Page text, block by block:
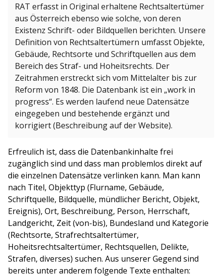
RAT erfasst in Original erhaltene Rechtsaltertümer
aus Österreich ebenso wie solche, von deren
Existenz Schrift- oder Bildquellen berichten. Unsere
Definition von Rechtsaltertümern umfasst Objekte,
Gebäude, Rechtsorte und Schriftquellen aus dem
Bereich des Straf- und Hoheitsrechts. Der
Zeitrahmen erstreckt sich vom Mittelalter bis zur
Reform von 1848. Die Datenbank ist ein „work in
progress“. Es werden laufend neue Datensätze
eingegeben und bestehende ergänzt und
korrigiert (Beschreibung auf der Website).
Erfreulich ist, dass die Datenbankinhalte frei
zugänglich sind und dass man problemlos direkt auf
die einzelnen Datensätze verlinken kann. Man kann
nach Titel, Objekttyp (Flurname, Gebäude,
Schriftquelle, Bildquelle, mündlicher Bericht, Objekt,
Ereignis), Ort, Beschreibung, Person, Herrschaft,
Landgericht, Zeit (von-bis), Bundesland und Kategorie
(Rechtsorte, Strafrechtsaltertümer,
Hoheitsrechtsaltertümer, Rechtsquellen, Delikte,
Strafen, diverses) suchen. Aus unserer Gegend sind
bereits unter anderem folgende Texte enthalten: